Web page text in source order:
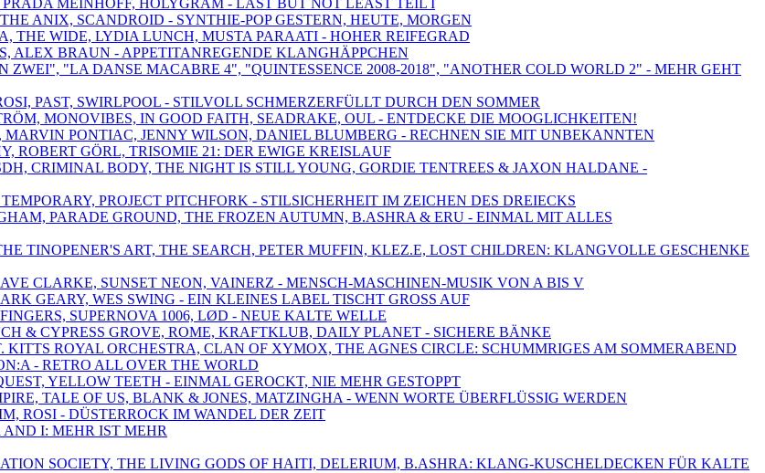
ANIX, SCANDROID - SYNTHIE-POP GESTERN, HEUTE, MORGEN
THE WIDE, LYDIA LUNCH, MUSTA PARAATI - HOHER REIFEGRAD
ALEX BRAUN - APPETITANREGENDE KLANGHÄPPCHEN
ZWEI", "LA DANSE MACABRE 4", "QUINTESSENCE 2008-2018", "ANOTHER COLD WORLD 2" - MEHR GEHT
PAST, SWIRLPOOL - STILVOLL SCHMERZERFÜLLT DURCH DEN SOMMER
MONOVIBES, IN GOOD FAITH, SEADRAKE, OUL - ENTDECKE DIE MOOGLICHKEITEN!
MARVIN PONTIAC, JENNY WILSON, DANIEL BLUMBERG - RECHNEN SIE MIT UNBEKANNTEN
ROBERT GÖRL, TRISOMIE 21: DER EWIGE KREISLAUF
CRIMINAL BODY, THE NIGHT IS STILL YOUNG, GORDIE TENTREES & JAXON HALDANE -
PROJECT PITCHFORK - STILSICHERHEIT IM ZEICHEN DES DREIECKS
PARADE GROUND, THE FROZEN AUTUMN, B.ASHRA & ERU - EINMAL MIT ALLES
TINOPENER'S ART, THE SEARCH, PETER MUFFIN, KLEZ.E, LOST CHILDREN: KLANGVOLLE GESCHENKE
CLARKE, SUNSET NEON, VAINERZ - MENSCH-MASCHINEN-MUSIK VON A BIS V
GEARY, WES SWING - EIN KLEINES LABEL TISCHT GROSS AUF
SUPERNOVA 1006, LØD - NEUE KALTE WELLE
& CYPRESS GROVE, ROME, KRAFTKLUB, DAILY PLANET - SICHERE BÄNKE
ROYAL ORCHESTRA, CLAN OF XYMOX, THE AGNES CIRCLE: SCHUMMRIGES AM SOMMERABEND
- RETRO ALL OVER THE WORLD
YELLOW TEETH - EINMAL GEROCKT, NIE MEHR GESTOPPT
TALE OF US, BLANK & JONES, MATZINGHA - WENN WORTE ÜBERFLÜSSIG WERDEN
ROSI - DÜSTERROCK IM WANDEL DER ZEIT
I: MEHR IST MEHR
SOCIETY, THE LIVING GODS OF HAITI, DELERIUM, B.ASHRA: KLANG-KUSCHELDECKEN FÜR KALTE